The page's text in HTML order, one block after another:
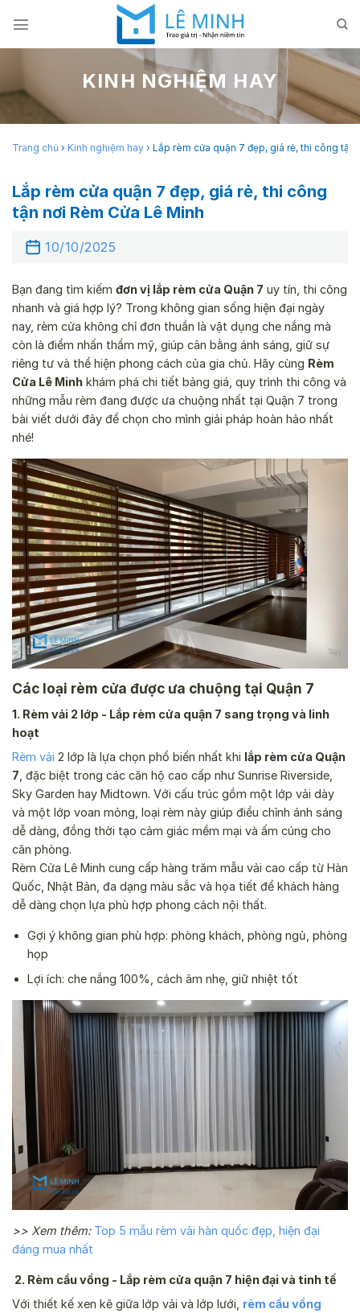
content
KINH NGHIỆM HAY
Trang chủ › Kinh nghiệm hay › Lắp rèm cửa quận 7 đẹp, giá rẻ, thi công tận
Lắp rèm cửa quận 7 đẹp, giá rẻ, thi công
tận nơi Rèm Cửa Lê Minh
10/10/2025
Bạn đang tìm kiếm đơn vị lắp rèm cửa Quận 7 uy tín, thi công
nhanh và giá hợp lý? Trong không gian sống hiện đại ngày
nay, rèm cửa không chỉ đơn thuần là vật dụng che nắng mà
còn là điểm nhấn thẩm mỹ, giúp cân bằng ánh sáng, giữ sự
riêng tư và thể hiện phong cách của gia chủ. Hãy cùng Rèm
Cửa Lê Minh khám phá chi tiết bảng giá, quy trình thi công và
những mẫu rèm đang được ưa chuộng nhất tại Quận 7 trong
bài viết dưới đây để chọn cho mình giải pháp hoàn hảo nhất
nhé!
Các loại rèm cửa được ưa chuộng tại Quận 7
1. Rèm vải 2 lớp - Lắp rèm cửa quận 7 sang trọng và linh
hoạt
Rèm vải 2 lớp là lựa chọn phổ biến nhất khi lắp rèm cửa Quận
7 , đặc biệt trong các căn hộ cao cấp như Sunrise Riverside,
Sky Garden hay Midtown. Với cấu trúc gồm một lớp vải dày
và một lớp voan mỏng, loại rèm này giúp điều chỉnh ánh sáng
dễ dàng, đồng thời tạo cảm giác mềm mại và ấm cúng cho
căn phòng.
Rèm Cửa Lê Minh cung cấp hàng trăm mẫu vải cao cấp từ Hàn
Quốc, Nhật Bản, đa dạng màu sắc và họa tiết để khách hàng
dễ dàng chọn lựa phù hợp phong cách nội thất.
Gợi ý không gian phù hợp: phòng khách, phòng ngủ, phòng
họp
Lợi ích: che nắng 100%, cách âm nhẹ, giữ nhiệt tốt
>> Xem thêm: Top 5 mẫu rèm vải hàn quốc đẹp, hiện đại
đáng mua nhất
2. Rèm cầu vồng - Lắp rèm cửa quận 7 hiện đại và tinh tế
Với thiết kế xen kẽ giữa lớp vải và lớp lưới, rèm cầu vồng